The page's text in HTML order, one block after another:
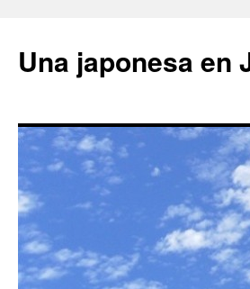
Una japonesa en